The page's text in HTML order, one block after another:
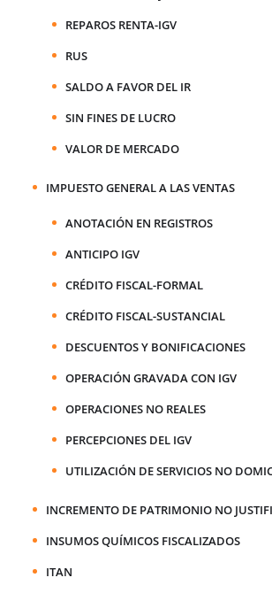
REPAROS RENTA-IGV
RUS
SALDO A FAVOR DEL IR
SIN FINES DE LUCRO
VALOR DE MERCADO
IMPUESTO GENERAL A LAS VENTAS
ANOTACIÓN EN REGISTROS
ANTICIPO IGV
CRÉDITO FISCAL-FORMAL
CRÉDITO FISCAL-SUSTANCIAL
DESCUENTOS Y BONIFICACIONES
OPERACIÓN GRAVADA CON IGV
OPERACIONES NO REALES
PERCEPCIONES DEL IGV
UTILIZACIÓN DE SERVICIOS NO
INCREMENTO DE PATRIMONIO NO
INSUMOS QUÍMICOS FISCALIZADOS
ITAN